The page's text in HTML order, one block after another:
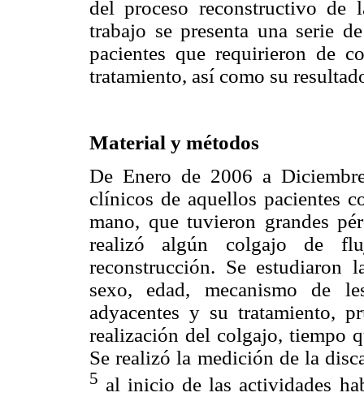
del proceso reconstructivo de
trabajo se presenta una serie
pacientes que requirieron de
tratamiento, así como su
Material y métodos
De Enero de 2006 a
clínicos de aquellos pacientes
mano, que tuvieron grandes
realizó algún colgajo de
reconstrucción. Se estudiaron
sexo, edad, mecanismo de
adyacentes y su tratamiento,
realización del colgajo, tiempo
Se realizó la medición de la
5 al inicio de las actividades